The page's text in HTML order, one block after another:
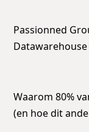
Passionned
Datawarehouse
Waarom 80%
(en hoe dit